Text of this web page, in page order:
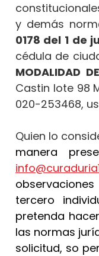
y demás
0178 del 1 de
cédula de
MODALIDAD
Castin lote 98
020-253468,
Quien lo
tercero
pretenda
las normas
solicitud, so